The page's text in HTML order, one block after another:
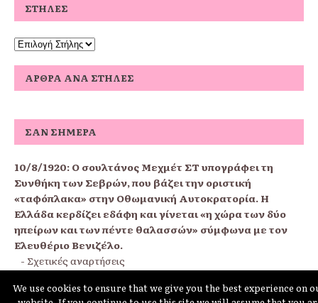
ΣΤΉΛΕΣ
ΆΡΘΡΑ ΑΝΆ ΣΤΉΛΕΣ
ΣΑΝ ΣΉΜΕΡΑ
10/8/1920: Ο σουλτάνος Μεχμέτ ΣΤ υπογράφει τη
Συνθήκη των Σεβρών, που βάζει την οριστική
«ταφόπλακα» στην Οθωμανική Αυτοκρατορία. Η
Ελλάδα κερδίζει εδάφη και γίνεται «η χώρα των δύο
ηπείρων και των πέντε θαλασσών» σύμφωνα με τον
Ελευθέριο Βενιζέλο.
- Σχετικές αναρτήσεις
We use cookies to ensure that we give you the best experience on